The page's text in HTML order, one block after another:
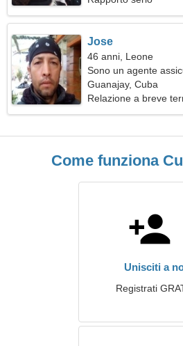
Jose
46 anni, Leone
Sono un agente
donna meravigliosa
Guanajay, Cuba
Relazione a breve
Come funziona
Unisciti a
Registrati